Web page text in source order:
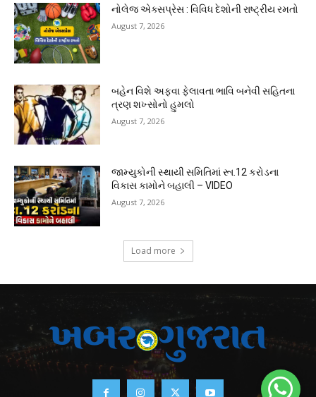
નોલેજ એક્સપ્રેસ : વિવિધ દેશોની રાષ્ટ્રીય રમતો
August 7, 2026
બહેન વિશે અફવા ફેલાવતા ભાવિ બનેવી સહિતના
ત્રણ શખ્સોનો હુમલો
August 7, 2026
જામ્યુકોની સ્થાયી સમિતિમાં રૂા.12 કરોડના
વિકાસ કામોને બહાલી – VIDEO
August 7, 2026
Load more